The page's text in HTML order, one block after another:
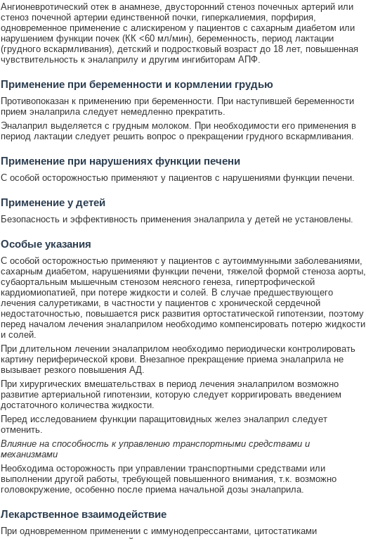
Ангионевротический отек в анамнезе, двусторонний стеноз почечных артерий или
стеноз почечной артерии единственной почки, гиперкалиемия, порфирия,
одновременное применение с алискиреном у пациентов с сахарным диабетом или
нарушением функции почек (КК <60 мл/мин), беременность, период лактации
(грудного вскармливания), детский и подростковый возраст до 18 лет, повышенная
чувствительность к эналаприлу и другим ингибиторам АПФ.
Применение при беременности и кормлении грудью
Противопоказан к применению при беременности. При наступившей беременности
прием эналаприла следует немедленно прекратить.
Эналаприл выделяется с грудным молоком. При необходимости его применения в
период лактации следует решить вопрос о прекращении грудного вскармливания.
Применение при нарушениях функции печени
С особой осторожностью применяют у пациентов с нарушениями функции печени.
Применение у детей
Безопасность и эффективность применения эналаприла у детей не установлены.
Особые указания
С особой осторожностью применяют у пациентов с аутоиммунными заболеваниями,
сахарным диабетом, нарушениями функции печени, тяжелой формой стеноза аорты,
субаортальным мышечным стенозом неясного генеза, гипертрофической
кардиомиопатией, при потере жидкости и солей. В случае предшествующего
лечения салуретиками, в частности у пациентов с хронической сердечной
недостаточностью, повышается риск развития ортостатической гипотензии, поэтому
перед началом лечения эналаприлом необходимо компенсировать потерю жидкости
и солей.
При длительном лечении эналаприлом необходимо периодически контролировать
картину периферической крови. Внезапное прекращение приема эналаприла не
вызывает резкого повышения АД.
При хирургических вмешательствах в период лечения эналаприлом возможно
развитие артериальной гипотензии, которую следует корригировать введением
достаточного количества жидкости.
Перед исследованием функции паращитовидных желез эналаприл следует
отменить.
Влияние на способность к управлению транспортными средствами и
механизмами
Необходима осторожность при управлении транспортными средствами или
выполнении другой работы, требующей повышенного внимания, т.к. возможно
головокружение, особенно после приема начальной дозы эналаприла.
Лекарственное взаимодействие
При одновременном применении с иммунодепрессантами, цитостатиками